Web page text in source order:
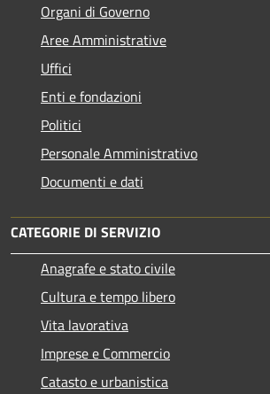
Organi di Governo
Aree Amministrative
Uffici
Enti e fondazioni
Politici
Personale Amministrativo
Documenti e dati
CATEGORIE DI SERVIZIO
Anagrafe e stato civile
Cultura e tempo libero
Vita lavorativa
Imprese e Commercio
Catasto e urbanistica